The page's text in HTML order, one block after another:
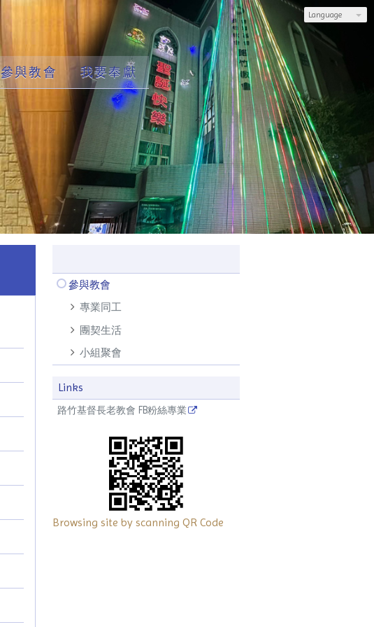
Language
參與教會 我要奉獻
參與教會
專業同工
團契生活
小組聚會
Links
路竹基督長老教會 FB粉絲專業
Browsing site by scanning QR Code